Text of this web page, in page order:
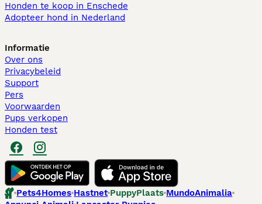
Honden te koop in Enschede
Adopteer hond in Nederland
Informatie
Over ons
Privacybeleid
Support
Pers
Voorwaarden
Pups verkopen
Honden test
Pets4Homes Hastnet PuppyPlaats MundoAnimalia